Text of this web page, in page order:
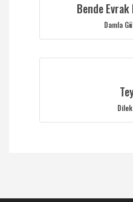
Bende Evrak
Damla
Dilek